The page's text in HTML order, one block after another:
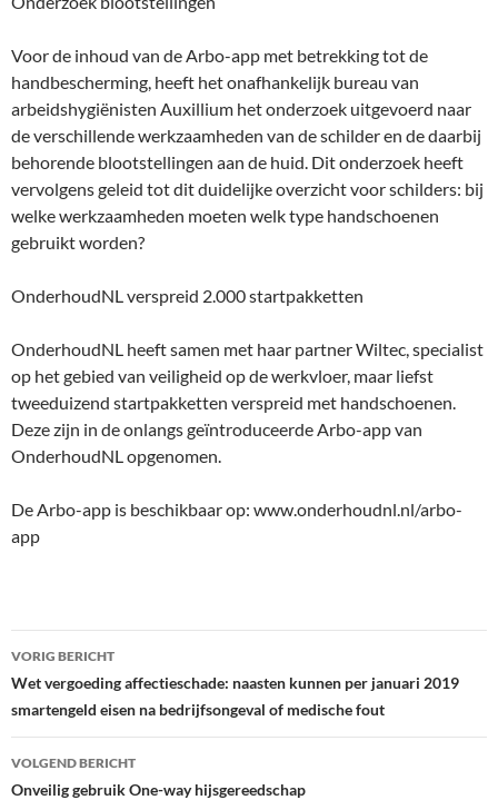
Voor de inhoud van de Arbo-app met betrekking tot de
handbescherming, heeft het onafhankelijk bureau van
arbeidshygiënisten Auxillium het onderzoek uitgevoerd naar
de verschillende werkzaamheden van de schilder en de daarbij
behorende blootstellingen aan de huid. Dit onderzoek heeft
vervolgens geleid tot dit duidelijke overzicht voor schilders: bij
welke werkzaamheden moeten welk type handschoenen
gebruikt worden?
OnderhoudNL verspreid 2.000 startpakketten
OnderhoudNL heeft samen met haar partner Wiltec, specialist
op het gebied van veiligheid op de werkvloer, maar liefst
tweeduizend startpakketten verspreid met handschoenen.
Deze zijn in de onlangs geïntroduceerde Arbo-app van
OnderhoudNL opgenomen.
De Arbo-app is beschikbaar op: www.onderhoudnl.nl/arbo-
app
Bericht
navigatie
VORIG BERICHT
Wet vergoeding affectieschade: naasten kunnen per januari 2019
smartengeld eisen na bedrijfsongeval of medische fout
VOLGEND BERICHT
Onveilig gebruik One-way hijsgereedschap